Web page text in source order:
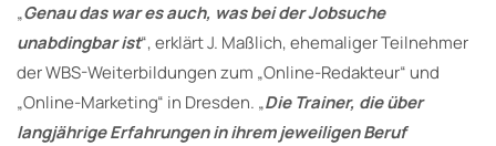
„Genau das war es auch, was bei der Jobsuche
unabdingbar ist“, erklärt J. Maßlich, ehemaliger Teilnehmer
der WBS-Weiterbildungen zum „Online-Redakteur“ und
„Online-Marketing“ in Dresden. „Die Trainer, die über
langjährige Erfahrungen in ihrem jeweiligen Beruf